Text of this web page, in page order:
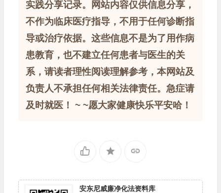
实践分享记录。网站内容仅供信息分享，
不作为临床医疗指导，不用于任何诊断指
导或治疗依据。这些信息不是为了用作病
患教育，也不建立任何患者与医生的关
系，请读者理性阅读理解参考，本网站及
负责人不承担任何相关法律责任。急症请
及时就医！ ~ ~愿大家健康快乐平安哈！
安东尼威廉净化法资料库